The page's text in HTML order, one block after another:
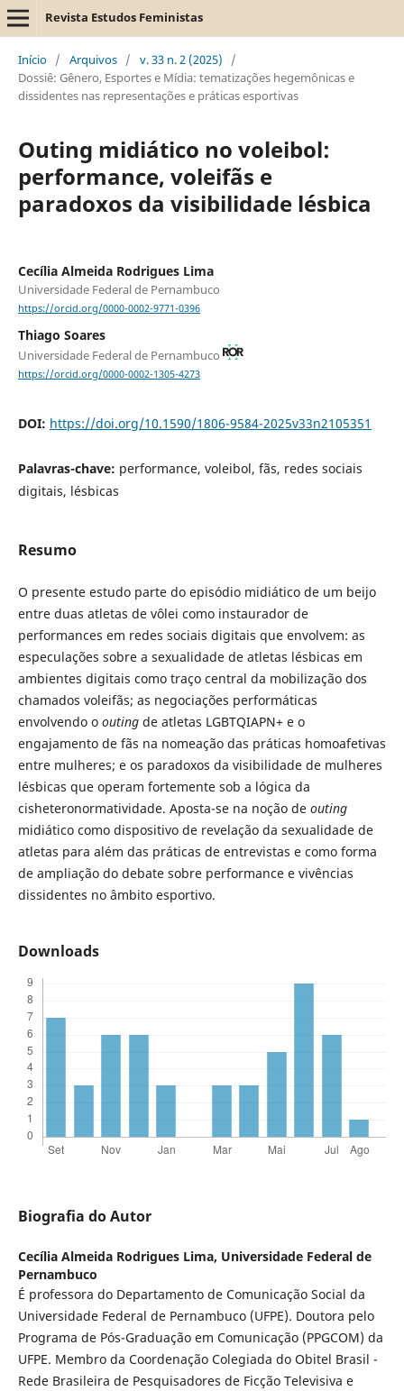
Revista Estudos Feministas
Início / Arquivos / v. 33 n. 2 (2025)
/
Dossiê: Gênero, Esportes e Mídia: tematizações hegemônicas e
dissidentes nas representações e práticas esportivas
Outing midiático no voleibol:
performance, voleifãs e
paradoxos da visibilidade lésbica
Cecília Almeida Rodrigues Lima
Universidade Federal de Pernambuco
https://orcid.org/0000-0002-9771-0396
Thiago Soares
Universidade Federal de Pernambuco
https://orcid.org/0000-0002-1305-4273
DOI: https://doi.org/10.1590/1806-9584-2025v33n2105351
Palavras-chave: performance, voleibol, fãs, redes sociais
digitais, lésbicas
Resumo
O presente estudo parte do episódio midiático de um beijo
entre duas atletas de vôlei como instaurador de
performances em redes sociais digitais que envolvem: as
especulações sobre a sexualidade de atletas lésbicas em
ambientes digitais como traço central da mobilização dos
chamados voleifãs; as negociações performáticas
envolvendo o outingde atletas LGBTQIAPN+ e o
engajamento de fãs na nomeação das práticas homoafetivas
entre mulheres; e os paradoxos da visibilidade de mulheres
lésbicas que operam fortemente sob a lógica da
cisheteronormatividade. Aposta-se na noção de outing
midiático como dispositivo de revelação da sexualidade de
atletas para além das práticas de entrevistas e como forma
de ampliação do debate sobre performance e vivências
dissidentes no âmbito esportivo.
Downloads
Biografia do Autor
Cecília Almeida Rodrigues Lima, Universidade Federal de
Pernambuco
É professora do Departamento de Comunicação Social da
Universidade Federal de Pernambuco (UFPE). Doutora pelo
Programa de Pós-Graduação em Comunicação (PPGCOM) da
UFPE. Membro da Coordenação Colegiada do Obitel Brasil -
Rede Brasileira de Pesquisadores de Ficção Televisiva e